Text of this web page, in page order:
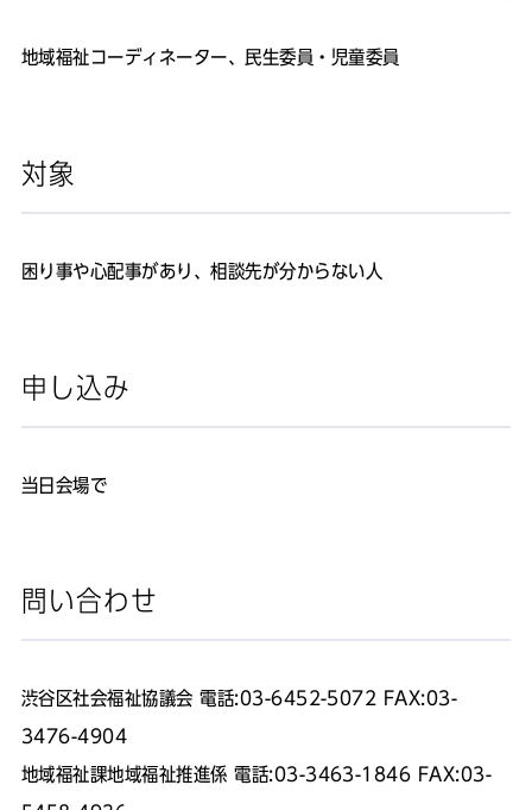
地域福祉コーディネーター、民生委員・児童委員
対象
困り事や心配事があり、相談先が分からない人
申し込み
当日会場で
問い合わせ
渋谷区社会福祉協議会 電話:03-6452-5072 FAX:03-
3476-4904
地域福祉課地域福祉推進係 電話:03-3463-1846 FAX:03-